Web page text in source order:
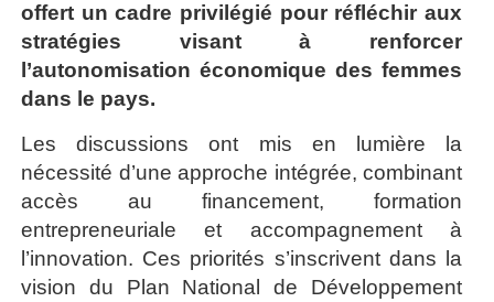
offert un cadre privilégié pour réfléchir aux
stratégies visant à renforcer
l’autonomisation économique des femmes
dans le pays.
Les discussions ont mis en lumière la
nécessité d’une approche intégrée, combinant
accès au financement, formation
entrepreneuriale et accompagnement à
l’innovation. Ces priorités s’inscrivent dans la
vision du Plan National de Développement